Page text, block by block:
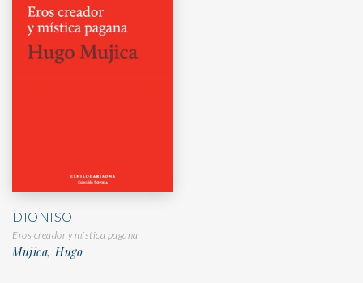
DIONISO
Eros creador y mística pagana
Mujica, Hugo